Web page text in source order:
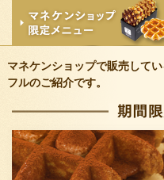
マネケンショップで販売して
フルのご紹介です。